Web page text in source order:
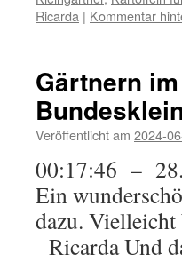
Ricarda | Kommentar
Gärtnern
Veröffentlicht am 2024-
00:17:46 –
Ein
dazu.
Ricarda Und